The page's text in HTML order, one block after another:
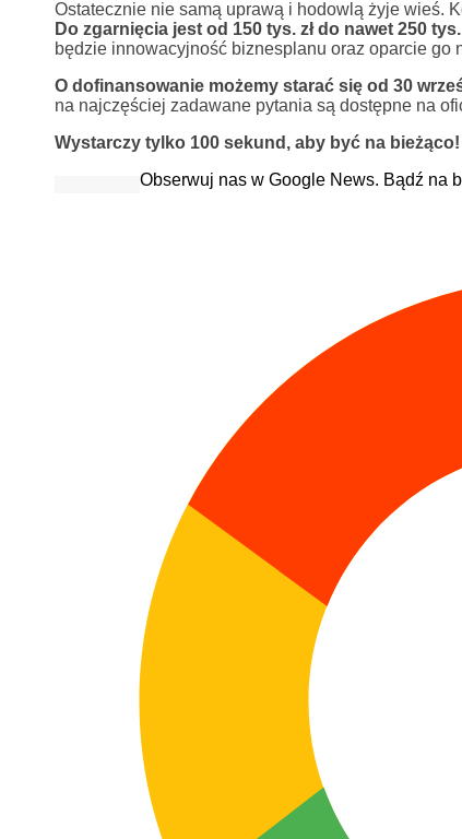
Ostatecznie nie samą uprawą i hodowlą żyje wieś.
Do zgarnięcia jest od 150 tys. zł do nawet 250 tys.
będzie innowacyjność biznesplanu oraz oparcie go
O dofinansowanie możemy starać się od 30
na najczęściej zadawane pytania są dostępne na
Wystarczy tylko 100 sekund, aby być na bieżąco!
Obserwuj nas w Google News. Bądź na